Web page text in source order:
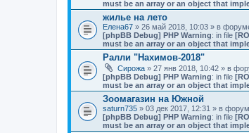
must be an array or an object that
жилье на лето
Елена67 » 26 май 2018, 10:03 » в
[phpBB Debug] PHP Warning: in file
must be an array or an object that
Ралли "Нахимов-2018"
Сирожа » 27 янв 2018, 10:42 » в
[phpBB Debug] PHP Warning: in file
must be an array or an object that
Зоомагазин на Южной
saturn735 » 03 дек 2017, 12:31 » в
[phpBB Debug] PHP Warning: in file
must be an array or an object that